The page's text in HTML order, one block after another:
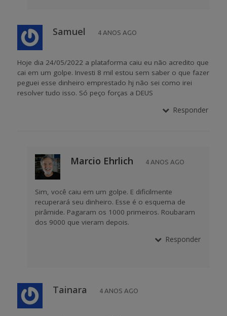
Samuel 4 ANOS AGO
Hoje dia 24/05/2022 a plataforma caiu eu não acredito que
cai em um golpe. Investi 8 mil estou sem saber o que fazer
peguei esse dinheiro emprestado hj não sei como irei
resolver tudo isso. Só peço forças a DEUS
Responder
Marcio Ehrlich 4 ANOS AGO
Sim, você caiu em um golpe. E dificilmente
recuperará seu dinheiro. Esse é o esquema de
pirâmide. Pagaram os 1000 primeiros. Roubaram
dos 9000 que vieram depois.
Responder
Tainara 4 ANOS AGO